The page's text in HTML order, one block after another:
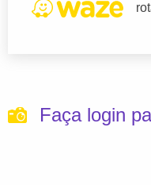
Faça login